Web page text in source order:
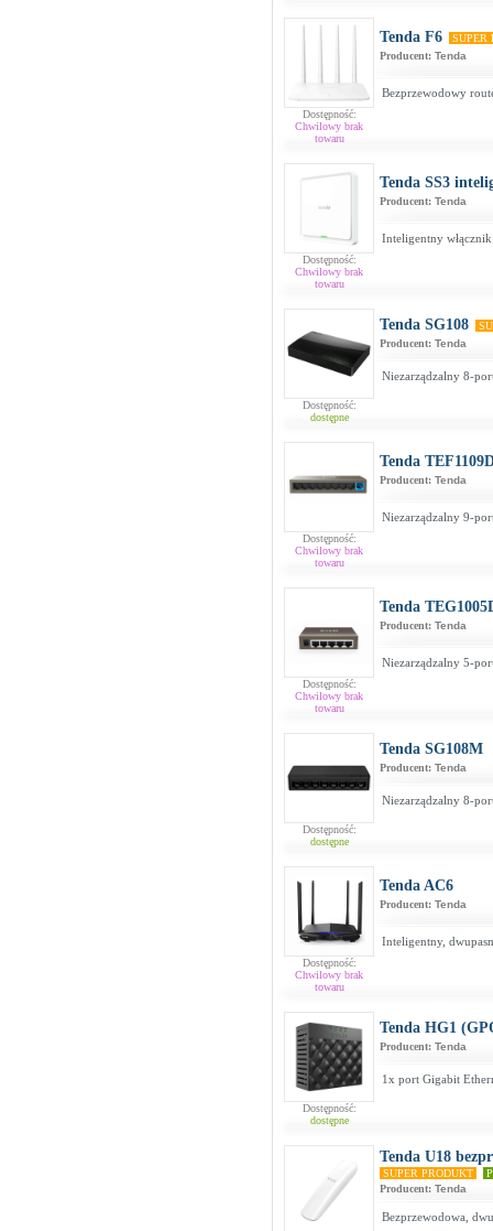
Dostępność:
Chwilowy brak
towaru
Tenda F6
SUPER
Producent: Tenda
Bezprzewodowy
Dostępność:
Chwilowy brak
towaru
Tenda SS3
Producent: Tenda
Inteligentny włącznik
Dostępność:
dostępne
Tenda SG108
Producent: Tenda
Niezarządzalny 8-
Dostępność:
Chwilowy brak
towaru
Tenda
Producent: Tenda
Niezarządzalny 9-
Dostępność:
Chwilowy brak
towaru
Tenda
Producent: Tenda
Niezarządzalny 5-
Dostępność:
dostępne
Tenda SG108M
Producent: Tenda
Niezarządzalny 8-
Dostępność:
Chwilowy brak
towaru
Tenda AC6
Producent: Tenda
Inteligentny,
Dostępność:
dostępne
Tenda HG1
Producent: Tenda
1x port Gigabit
Tenda U18
SUPER PRODUKT
Producent: Tenda
Bezprzewodowa,